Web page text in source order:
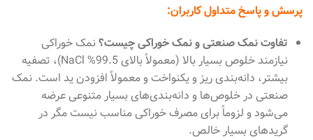
پرسش و پاسخ متداول کاربران:
تفاوت نمک صنعتی و نمک خوراکی چیست؟نمک خوراکی
نیازمند خلوص بسیار بالا (معمولاً بالای 99.5% NaCl)، تصفیه
بیشتر، دانه‌بندی ریز و یکنواخت و معمولاً افزودن ید است. نمک
صنعتی در خلوص‌ها و دانه‌بندی‌های بسیار متنوعی عرضه
می‌شود و لزوماً برای مصرف خوراکی مناسب نیست مگر در
گریدهای بسیار خالص.